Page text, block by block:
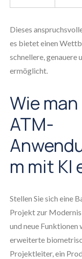
Dieses
es bietet einen
schnellere,
ermöglicht.
Wie
ATM-
m mit KI
Stellen Sie sich eine
Projekt zur
und neue
erweiterte
Projektleiter, ein